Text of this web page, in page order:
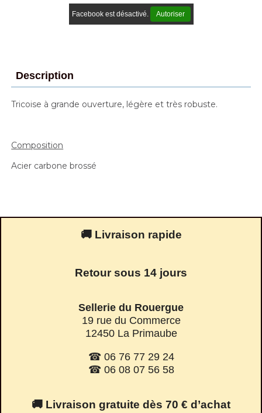
Facebook est désactivé. Autoriser
Description
Tricoise à grande ouverture, légère et très robuste.
Composition
Acier carbone brossé
🚚 Livraison rapide
Retour sous 14 jours
Sellerie du Rouergue
19 rue du Commerce
12450 La Primaube
☎ 06 76 77 29 24
☎ 06 08 07 56 58
🚚 Livraison gratuite dès 70 € d’achat